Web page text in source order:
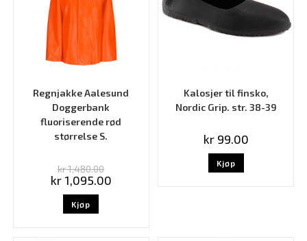
Regnjakke Aalesund
Doggerbank
fluoriserende rød
størrelse S.
kr1,480.00
kr1,095.00
Kjøp
Kalosjer til finsko,
Nordic Grip. str. 38-39
kr99.00
Kjøp